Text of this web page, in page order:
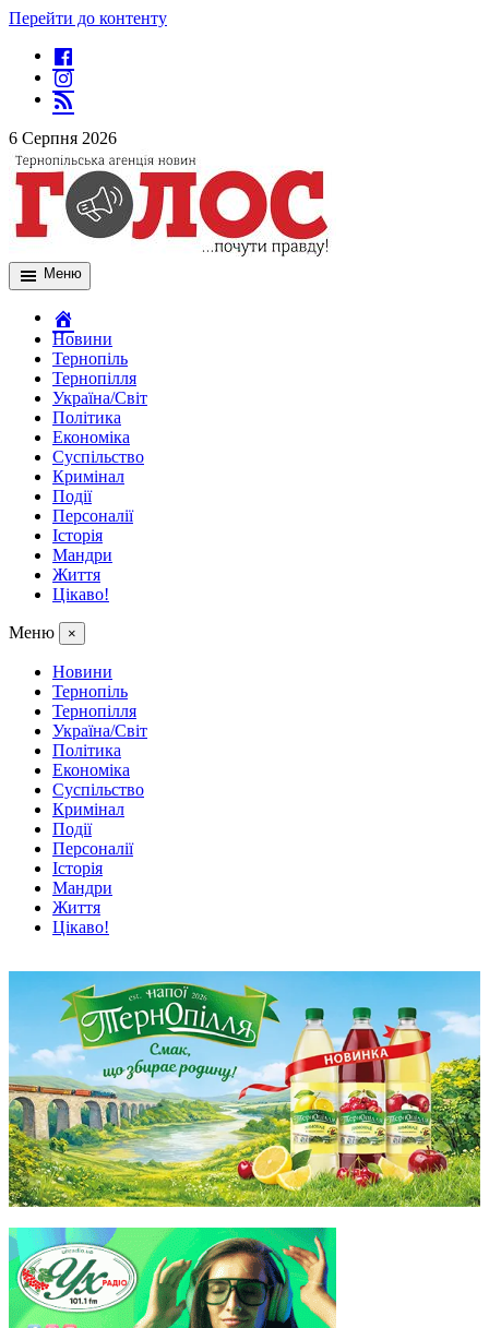
Перейти до контенту
6 Серпня 2026
Меню
Новини
Тернопіль
Тернопілля
Україна/Світ
Політика
Економіка
Суспільство
Кримінал
Події
Персоналії
Історія
Мандри
Життя
Цікаво!
Меню ×
Новини
Тернопіль
Тернопілля
Україна/Світ
Політика
Економіка
Суспільство
Кримінал
Події
Персоналії
Історія
Мандри
Життя
Цікаво!